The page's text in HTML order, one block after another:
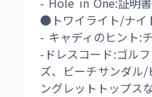
●トワイライト/ナイ
- キャディのヒント:
-ドレスコード:ゴル
ズ、ビーチサンダル
ングレットトップス